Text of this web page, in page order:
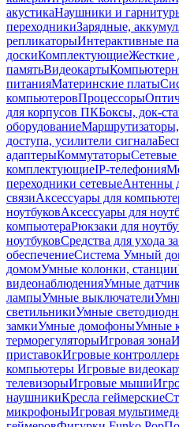
акустикаНаушники и
переходникиЗарядные,
репликаторыИнтерактивные
доскиКомплектующиеЖесткие
памятьВидеокарты
питанияМатеринские платы
компьютеровПроцессоры
для корпусов ПКБоксы, док-
оборудование
доступа, усилители сигнала
адаптерыКоммутаторыСетевые
комплектующиеIP-телефония
переходники сетевыеАнтенны
связиАксессуары для
ноутбуковАксессуары для
компьютераРюкзаки для
ноутбуковСредства для ухода
обеспечениеСистема Умный
домомУмные колонки, станции
видеонаблюденияУмные
лампыУмные выключатели
светильникиУмные
замкиУмные домофоныУмные
терморегуляторыИгровая зона
приставокИгровые
компьютеры Игровые
телевизорыИгровые мыши
наушникиКресла геймерские
микрофоныИгровая